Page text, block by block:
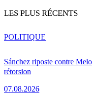
LES PLUS RÉCENTS
Sánchez riposte contre
rétorsion
07.08.2026
POLITIQUE